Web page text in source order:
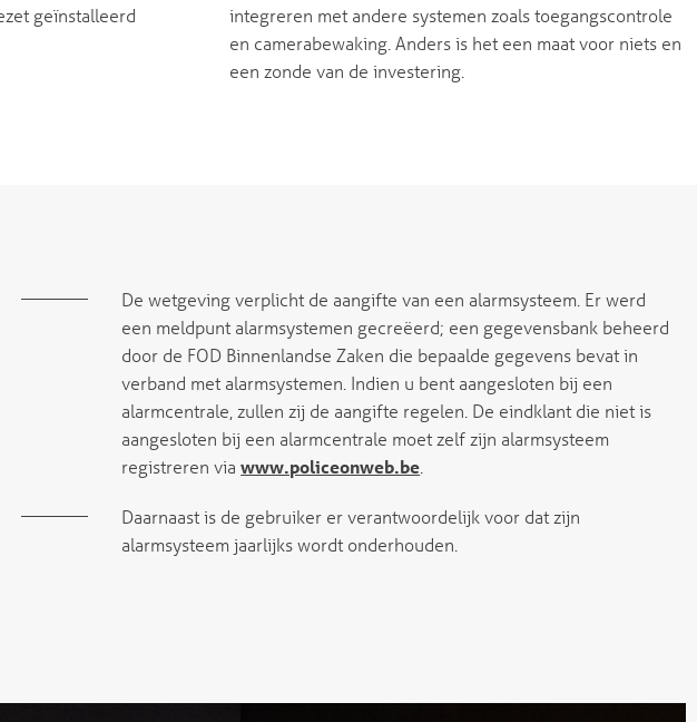
geïnstalleerd
integreren met andere systemen zoals toegangscontrole
en camerabewaking. Anders is het een maat voor niets en
een zonde van de investering.
De wetgeving verplicht de aangifte van een alarmsysteem. Er werd
een meldpunt alarmsystemen gecreëerd; een gegevensbank beheerd
door de FOD Binnenlandse Zaken die bepaalde gegevens bevat in
verband met alarmsystemen. Indien u bent aangesloten bij een
alarmcentrale, zullen zij de aangifte regelen. De eindklant die niet is
aangesloten bij een alarmcentrale moet zelf zijn alarmsysteem
registreren viawww.policeonweb.be
Daarnaast is de gebruiker er verantwoordelijk voor dat zijn
alarmsysteem jaarlijks wordt onderhouden.